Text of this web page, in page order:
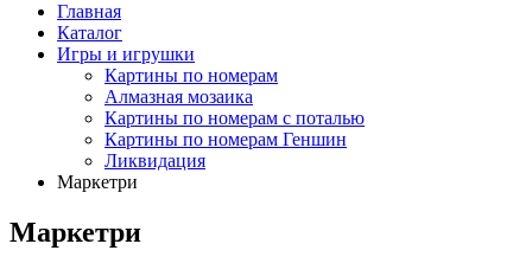
Главная
Каталог
Игры и игрушки
Картины по номерам
Алмазная мозаика
Картины по номерам с поталью
Картины по номерам Геншин
Ликвидация
Маркетри
Маркетри